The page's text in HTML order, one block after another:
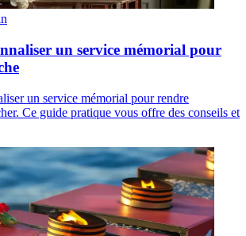
un service mémorial pour
un service mémorial pour rendre
Ce guide pratique vous offre des conseils et